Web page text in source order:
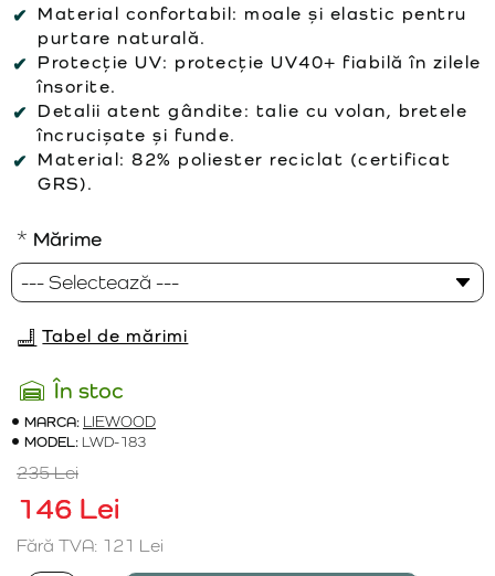
Material confortabil: moale și elastic pentru
purtare naturală.
Protecție UV: protecție UV40+ fiabilă în zilele
însorite.
Detalii atent gândite: talie cu volan, bretele
încrucișate și funde.
Material: 82% poliester reciclat (certificat
GRS).
În stoc
MARCA: LIEWOOD
MODEL: LWD-183
146 Lei
235 Lei
Fără TVA: 121 Lei
Mărime
Tabel de mărimi